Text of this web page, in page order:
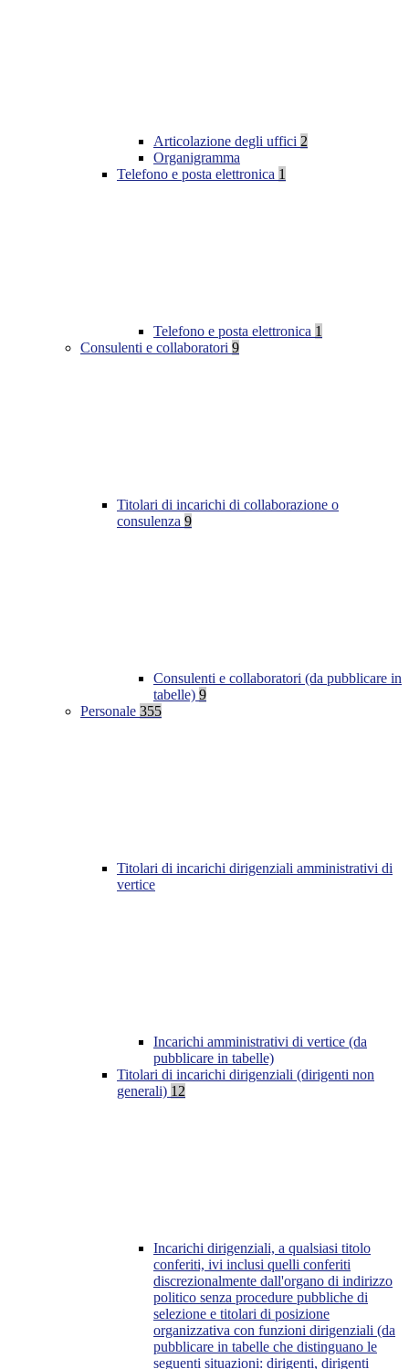
Articolazione degli uffici 2
Organigramma
Telefono e posta elettronica 1
Telefono e posta elettronica 1
Consulenti e collaboratori 9
Titolari di incarichi di collaborazione o
consulenza 9
Consulenti e collaboratori (da pubblicare in
tabelle) 9
Personale 355
Titolari di incarichi dirigenziali amministrativi di
vertice
Incarichi amministrativi di vertice (da
pubblicare in tabelle)
Titolari di incarichi dirigenziali (dirigenti non
generali) 12
Incarichi dirigenziali, a qualsiasi titolo
conferiti, ivi inclusi quelli conferiti
discrezionalmente dall'organo di indirizzo
politico senza procedure pubbliche di
selezione e titolari di posizione
organizzativa con funzioni dirigenziali (da
pubblicare in tabelle che distinguano le
seguenti situazioni: dirigenti, dirigenti